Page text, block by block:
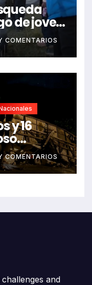
de joven
COMENTARIOS
y 16
Chancas
vivienda
COMENTARIOS
and